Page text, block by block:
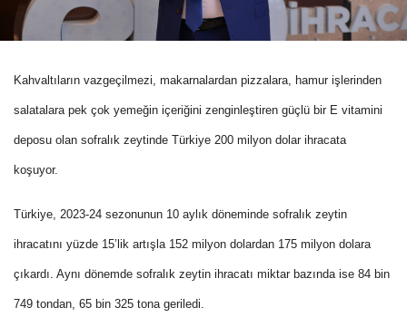
Kahvaltıların vazgeçilmezi, makarnalardan pizzalara, hamur işlerinden
salatalara pek çok yemeğin içeriğini zenginleştiren güçlü bir E vitamini
deposu olan sofralık zeytinde Türkiye 200 milyon dolar ihracata
koşuyor.
Türkiye, 2023-24 sezonunun 10 aylık döneminde sofralık zeytin
ihracatını yüzde 15’lik artışla 152 milyon dolardan 175 milyon dolara
çıkardı. Aynı dönemde sofralık zeytin ihracatı miktar bazında ise 84 bin
749 tondan, 65 bin 325 tona geriledi.